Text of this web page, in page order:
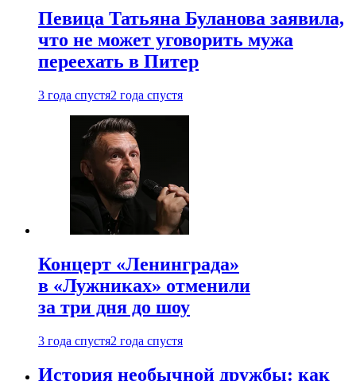
Певица Татьяна Буланова заявила,
что не может уговорить мужа
переехать в Питер
3 года спустя2 года спустя
Концерт «Ленинграда»
в «Лужниках» отменили
за три дня до шоу
3 года спустя2 года спустя
История необычной дружбы: как